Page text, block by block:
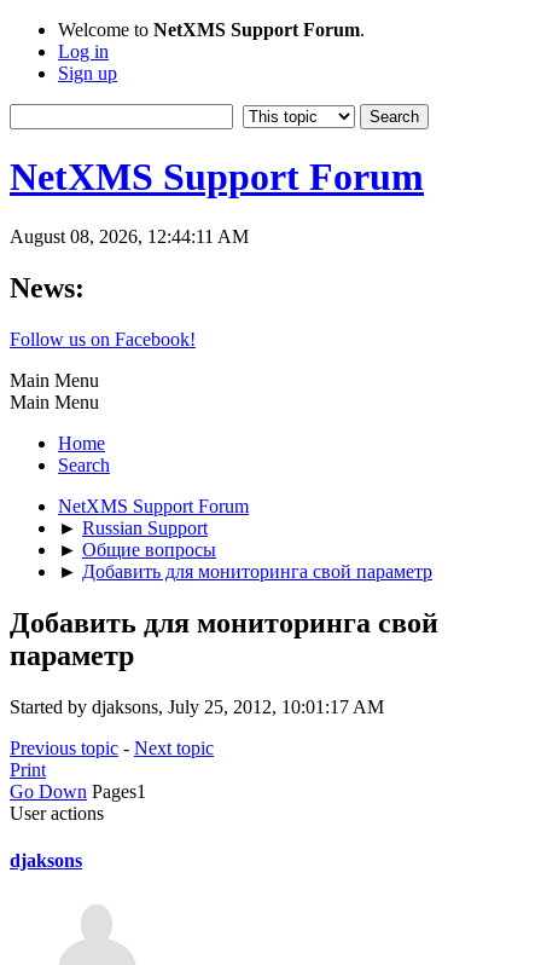
Welcome to NetXMS Support Forum.
Log in
Sign up
NetXMS Support Forum
August 08, 2026, 12:44:11 AM
News:
Follow us on Facebook!
Main Menu
Main Menu
Home
Search
NetXMS Support Forum
► Russian Support
► Общие вопросы
► Добавить для мониторинга свой параметр
Добавить для мониторинга свой
параметр
Started by djaksons, July 25, 2012, 10:01:17 AM
Previous topic - Next topic
Print
Go Down Pages1
User actions
djaksons